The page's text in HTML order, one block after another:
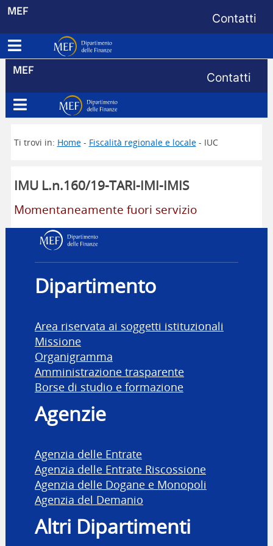
MEF Menu di
Contatti
Apri menu principale
Dipartimento delle Finanze
MEF Menu di
Contatti
Apri menu principale
Dipartimento delle Finanze
Ti trovi in: Home- Fiscalità regionale e locale- IUC
IMU L.n.160/19-TARI-IMI-IMIS
Momentaneamente fuori servizio
Dipartimento delle
Dipartimento
Area riservata ai soggetti istituzionali
Missione
Organigramma
Amministrazione trasparente
Borse di studio e formazione
Agenzie
Agenzia delle Entrate
Agenzia delle Entrate Riscossione
Agenzia delle Dogane e Monopoli
Agenzia del Demanio
Altri Dipartimenti